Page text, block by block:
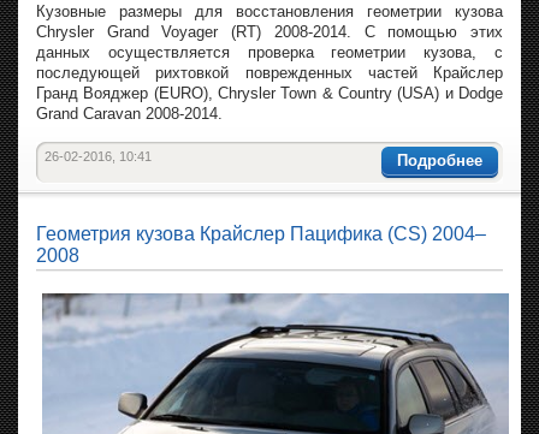
Кузовные размеры для восстановления геометрии кузова
Chrysler Grand Voyager (RT) 2008-2014. С помощью этих
данных осуществляется проверка геометрии кузова, с
последующей рихтовкой поврежденных частей Крайслер
Гранд Вояджер (EURO), Chrysler Town & Country (USA) и Dodge
Grand Caravan 2008-2014.
Подробнее
26-02-2016, 10:41
Геометрия кузова Крайслер Пацифика (CS) 2004–
2008